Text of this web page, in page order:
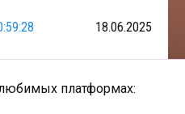
18.06.2025
платформах: